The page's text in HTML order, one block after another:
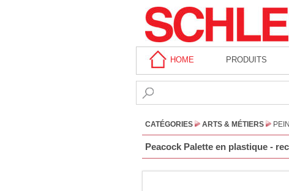
HOME PRODUITS
CATÉGORIES ARTS & MÉTIERS
Peacock Palette en plastique -